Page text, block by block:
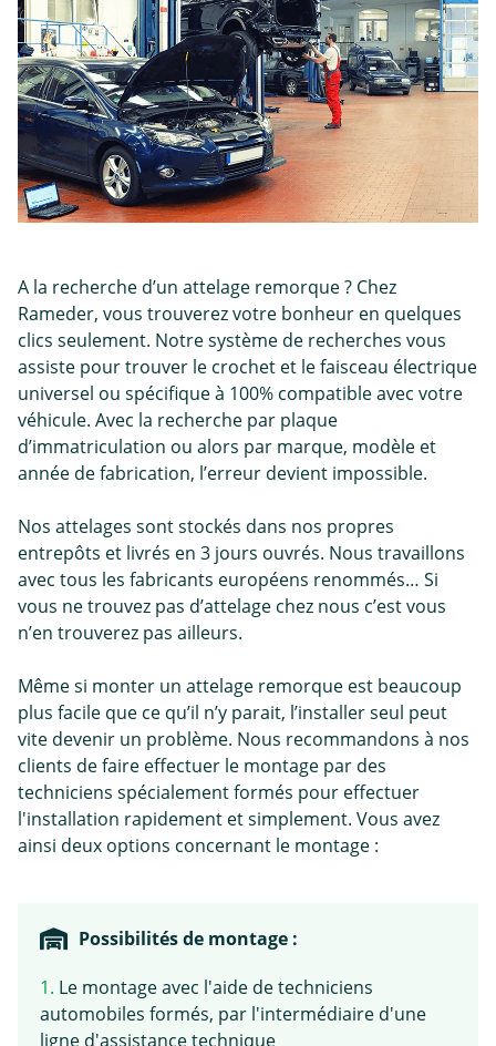
A la recherche d’un attelage remorque ? Chez
Rameder, vous trouverez votre bonheur en quelques
clics seulement. Notre système de recherches vous
assiste pour trouver le crochet et le faisceau électrique
universel ou spécifique à 100% compatible avec votre
véhicule. Avec la recherche par plaque
d’immatriculation ou alors par marque, modèle et
année de fabrication, l’erreur devient impossible.
Nos attelages sont stockés dans nos propres
entrepôts et livrés en 3 jours ouvrés. Nous travaillons
avec tous les fabricants européens renommés… Si
vous ne trouvez pas d’attelage chez nous c’est vous
n’en trouverez pas ailleurs.
Même si monter un attelage remorque est beaucoup
plus facile que ce qu’il n’y parait, l’installer seul peut
vite devenir un problème. Nous recommandons à nos
clients de faire effectuer le montage par des
techniciens spécialement formés pour effectuer
l'installation rapidement et simplement. Vous avez
ainsi deux options concernant le montage :
Possibilités de montage :
1. Le montage avec l'aide de techniciens
automobiles formés, par l'intermédiaire d'une
ligne d'assistance technique